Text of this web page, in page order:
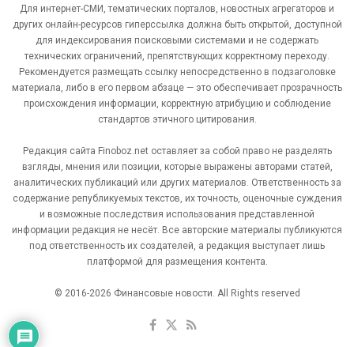
Для интернет-СМИ, тематических порталов, новостных агрегаторов и
других онлайн-ресурсов гиперссылка должна быть открытой, доступной
для индексирования поисковыми системами и не содержать
технических ограничений, препятствующих корректному переходу.
Рекомендуется размещать ссылку непосредственно в подзаголовке
материала, либо в его первом абзаце — это обеспечивает прозрачность
происхождения информации, корректную атрибуцию и соблюдение
стандартов этичного цитирования.
Редакция сайта Finoboz.net оставляет за собой право не разделять
взгляды, мнения или позиции, которые выражены авторами статей,
аналитических публикаций или других материалов. Ответственность за
содержание републикуемых текстов, их точность, оценочные суждения
и возможные последствия использования представленной
информации редакция не несёт. Все авторские материалы публикуются
под ответственность их создателей, а редакция выступает лишь
платформой для размещения контента.
© 2016-2026 Финансовые новости. All Rights reserved